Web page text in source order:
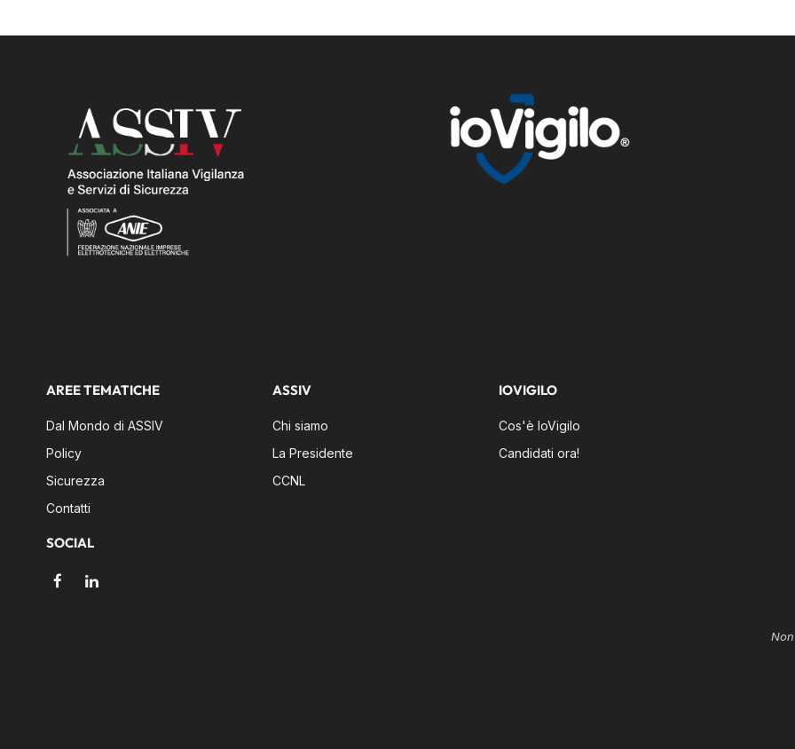
AREE TEMATICHE
Dal Mondo di ASSIV
Policy
Sicurezza
Contatti
SOCIAL
FacebookLinkedIn
ASSIV
Chi siamo
La Presidente
CCNL
IOVIGILO
Cos'è IoVigilo
Candidati ora!